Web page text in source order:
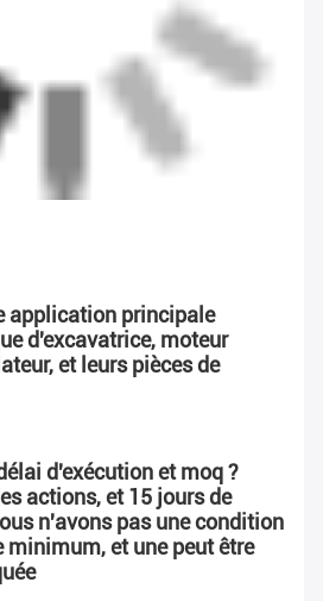
application principale
d'excavatrice, moteur
et leurs pièces de
d'exécution et moq ?
actions, et 15 jours de
n'avons pas une condition
minimum, et une peut être